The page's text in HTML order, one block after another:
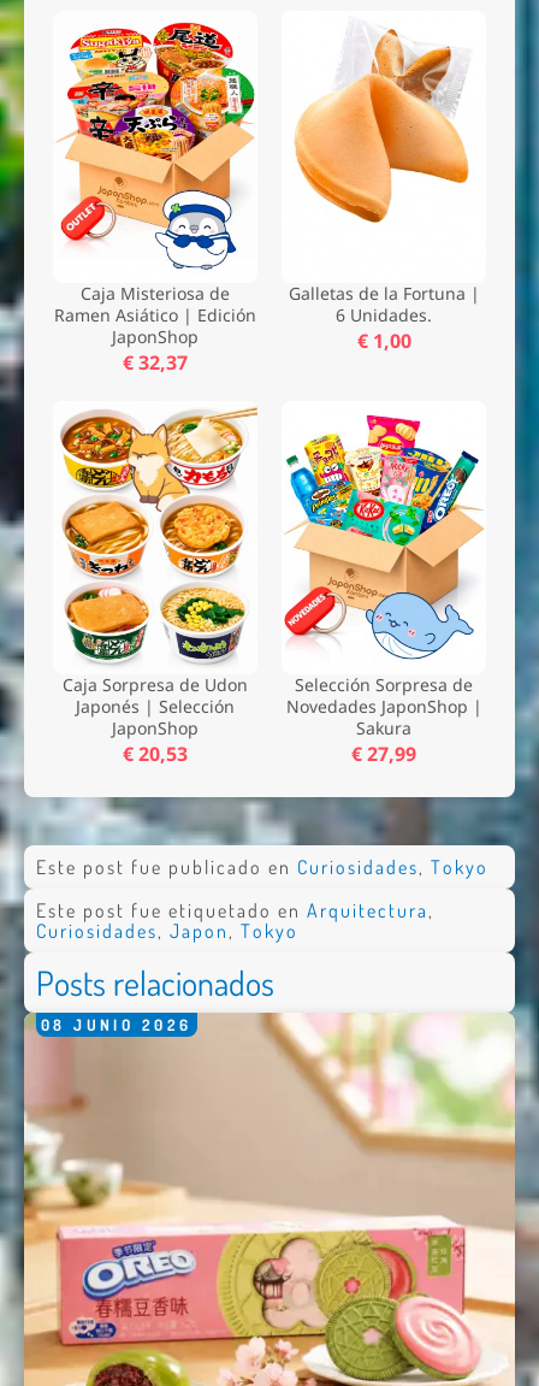
Caja Misteriosa de
Ramen Asiático | Edición
JaponShop
€ 32,37
Galletas de la Fortuna |
6 Unidades.
€ 1,00
Caja Sorpresa de Udon
Japonés | Selección
JaponShop
€ 20,53
Selección Sorpresa de
Novedades JaponShop |
Sakura
€ 27,99
Este post fue publicado en Curiosidades, Tokyo
Este post fue etiquetado en Arquitectura ,
Curiosidades, Japon , Tokyo
Posts relacionados
08 JUNIO 2026